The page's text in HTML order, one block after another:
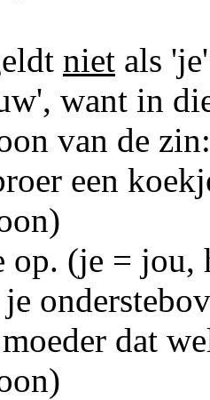
niet als
want in
van de zin:
een
op. (je = jou,
je
dat